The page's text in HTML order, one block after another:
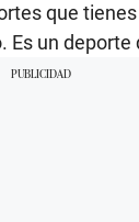
que
Es un deporte